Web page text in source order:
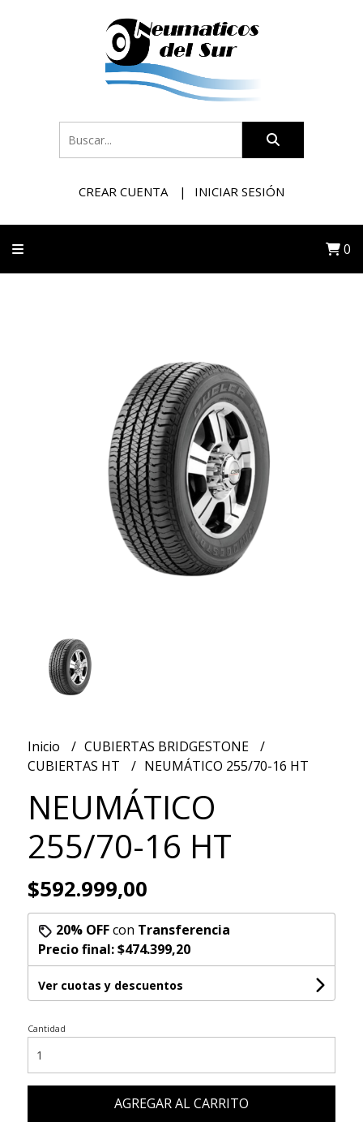
CREAR CUENTA INICIAR SESIÓN
0
Inicio
CUBIERTAS BRIDGESTONE
CUBIERTAS HT
NEUMÁTICO 255/70-16 HT
NEUMÁTICO
255/70-16 HT
$592.999,00
20% OFFcon Transferencia
Precio final:$474.399,20
Ver cuotas y descuentos
Cantidad
AGREGAR AL CARRITO